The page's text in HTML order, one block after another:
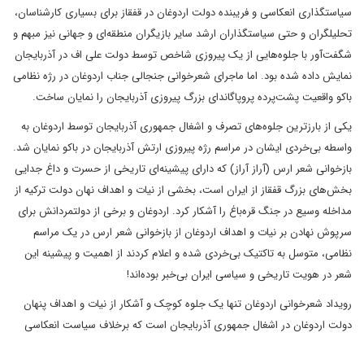
سیاستگذاری انعکاسی و فریبنده دولت اردوغان در قفقاز برای بسیاری کارشناسان،
تحلیلگران و حتی سیاستگذاران ارشد سایر بازیگران منطقه‌ای و جهانی نیز مبهم و
شگفت‌آور با جلوه‌هایی از یک پیروزی شاخص توسط دولت علی اف در آذربایجان
نمایش داده شده بود. اما ماجرای شعرخوانی جنجالی جناب اردوغان در رژه نظامی
باکو واقعیت پشت‌پرده پروپاگاندای بزرگ پیروزی آذربایجان را نمایان ساخت.
یکی از بارزترین جلوه‌های تصرف و اشغال جمهوری آذربایجان توسط اردوغان به
واسطه بی‌خردی ایشان در مراسم رژه پیروزی ارتش آذربایجان در باکو نمایان شد.
بازخوانی شعر ارس (آراز آراز) که دارای پیشینه‌ای تاریخی از حسرت و داغ جدایی
بخش‌های بزرگ قفقاز از ایران است، بخشی از نیات و اهداف نهان دولت ترکیه از
مداخله وسیع در جنگ قره‌باغ را آشکار کرد. اردوغان و برخی از دولتمردانش برای
سرپوش نهادن بر نیات و اهداف اردوغان از بازخوانی شعر ارس در یک مراسم
نظامی، متوسل به تاکتیک بی‌خردی شده و اعلام کردند از اهمیت و پیشینه این
شعر در هویت تاریخی و سیاسی ایران بی‌خبر بوده‌اند!
رویداد شعرخوانی اردوغان تنها یک جلوه کوچک و آشکار از نیات و اهداف پنهان
دولت اردوغان در اشغال جمهوری آذربایجان است که برخلاف سیاست انعکاسی